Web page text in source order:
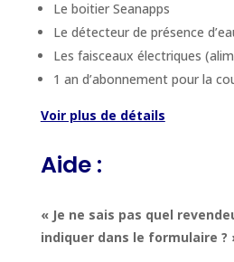
Le boitier Seanapps
Le détecteur de présence
Les faisceaux électriques
1 an d’abonnement pour la
Voir plus de détails
Aide :
« Je ne sais pas quel
indiquer dans le formulaire ?